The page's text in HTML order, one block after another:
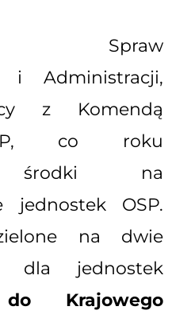
Spraw
i Administracji,
z Komendą
co roku
środki na
jednostek OSP.
na dwie
dla jednostek
do Krajowego